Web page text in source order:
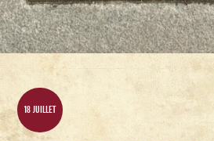
18 JUILLET